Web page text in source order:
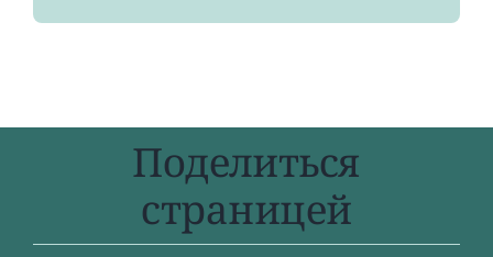
Поделиться
страницей